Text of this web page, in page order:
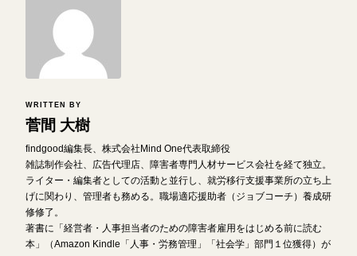
WRITTEN BY
菅間 大樹
findgood編集長、株式会社Mind One代表取締役
雑誌制作会社、広告代理店、障害者専門人材サービス会社を経て独立。
ライター・編集者としての活動と並行し、就労移行支援事業所の立ち上
げに関わり、管理者も務める。職場適応援助者（ジョブコーチ）養成研
修修了。
著書に「経営者・人事担当者のための障害者雇用をはじめる前に読む
本」（Amazon Kindle「人事・労務管理」「社会学」部門１位獲得）が